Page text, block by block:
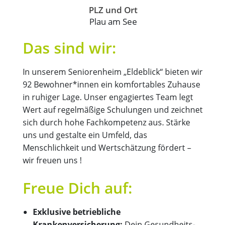
PLZ und Ort
Plau am See
Das sind wir:
In unserem Seniorenheim „Eldeblick“ bieten wir
92 Bewohner*innen ein komfortables Zuhause
in ruhiger Lage. Unser engagiertes Team legt
Wert auf regelmäßige Schulungen und zeichnet
sich durch hohe Fachkompetenz aus. Stärke
uns und gestalte ein Umfeld, das
Menschlichkeit und Wertschätzung fördert –
wir freuen uns !
Freue Dich auf:
Exklusive betriebliche